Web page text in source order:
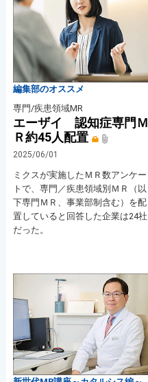
編集部のオススメ
専門/疾患領域MR
エーザイ 認知症専門Ｍ
Ｒ約45人配置
2025/06/01
ミクスが実施したＭＲ数アンケー
トで、専門／疾患領域別ＭＲ（以
下専門ＭＲ、事業部制含む）を配
置していると回答した企業は24社
だった。